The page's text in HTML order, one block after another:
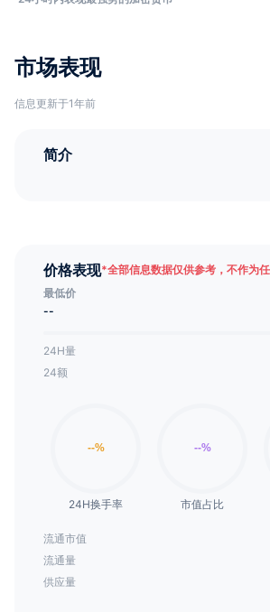
市场表现
信息更新于1年前
简介
价格表现*全部信息数据仅供参考，不作为
最低价
--
24H量
24额
24H换手率 市值占比
流通市值
流通量
供应量